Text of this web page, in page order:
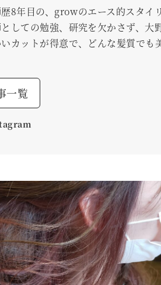
8年目の、growのエース的スタイ
しての勉強、研究を欠かさず、大
カットが得意で、どんな髪質で
一覧